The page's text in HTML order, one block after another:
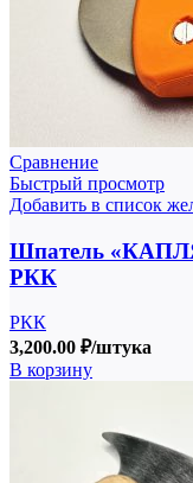
Сравнение
Быстрый просмотр
Добавить в список
Шпатель
РКК
РКК
3,200.00 ₽/штука
В корзину